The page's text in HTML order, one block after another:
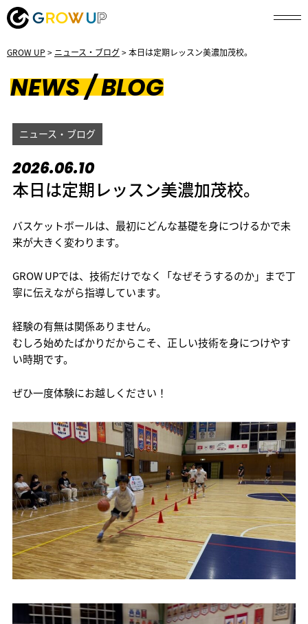
GROW UP > ニュース・ブログ>本日は定期レッスン美濃加茂校。
NEWS / BLOG
ニュース・ブログ
2026.06.10
本日は定期レッスン美濃加茂校。
バスケットボールは、最初にどんな基礎を身につけるかで未
来が大きく変わります。
GROW UPでは、技術だけでなく「なぜそうするのか」まで丁
寧に伝えながら指導しています。
経験の有無は関係ありません。
むしろ始めたばかりだからこそ、正しい技術を身につけやす
い時期です。
ぜひ一度体験にお越しください！